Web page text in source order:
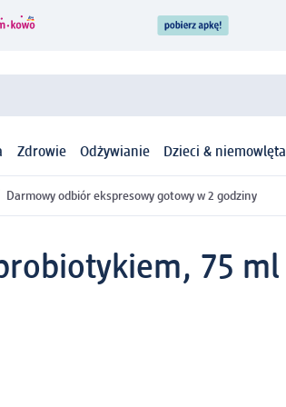
Zdrowie Odżywianie Dzieci & niemowlęta
Darmowy odbiór ekspresowy gotowy w 2 godziny
75 ml